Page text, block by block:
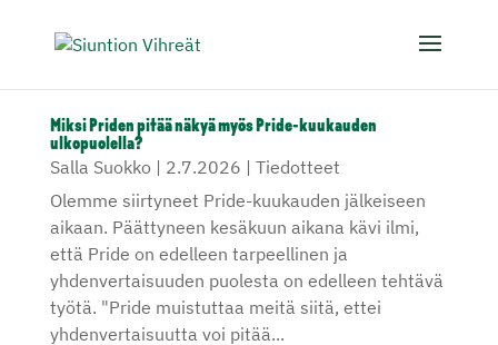
Miksi Priden pitää näkyä myös Pride-kuukauden
ulkopuolella?
Salla Suokko| 2.7.2026 | Tiedotteet
Olemme siirtyneet Pride-kuukauden jälkeiseen
aikaan. Päättyneen kesäkuun aikana kävi ilmi,
että Pride on edelleen tarpeellinen ja
yhdenvertaisuuden puolesta on edelleen tehtävä
työtä. "Pride muistuttaa meitä siitä, ettei
yhdenvertaisuutta voi pitää...